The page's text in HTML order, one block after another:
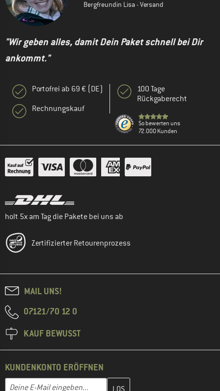
Bergfreundin Lisa - Versand
"Wir geben alles, damit Dein Paket schnell bei Dir
ankommt."
Portofrei ab 69 € (DE)
Rechnungskauf
100 Tage
Rückgaberecht
So bewerten uns
72.000 Kunden
holt 5x am Tag die Pakete bei uns ab
Zertifizierter Retourenprozess
MAIL UNS!
07121/70 12 0
KAUF BEWUSST
KUNDENKONTO ERÖFFNEN
E-Mail-Adresse
Gib hier deine E-Mail-Adresse ein und erstelle im nächsten